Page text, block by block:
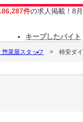
件の求人掲載！8
キープしたバイト
菜屋スタッフ 柿安ダ